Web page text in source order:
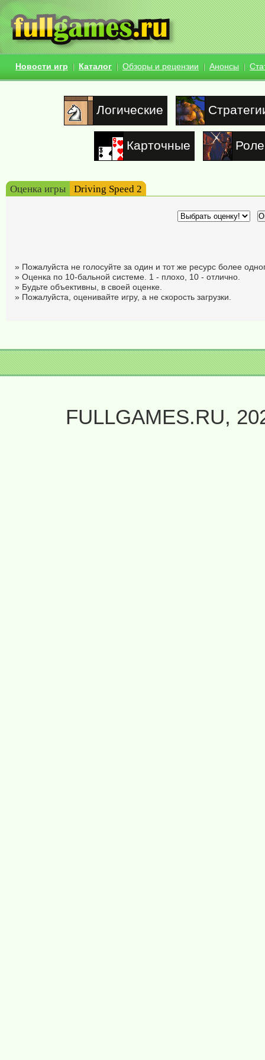
Новости игр Каталог Обзоры и рецензии Анонсы
Логические
Карточные
Оценка игры Driving Speed 2
» Пожалуйста не голосуйте за один и тот же ресурс более
» Оценка по 10-бальной системе. 1 - плохо, 10 - отлично.
» Будьте объективны, в своей оценке.
» Пожалуйста, оценивайте игру, а не скорость загрузки.
FULLGAMES.RU,